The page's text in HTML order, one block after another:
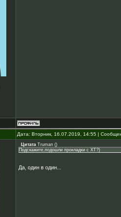
Дата: Вторник, 16.07.2019, 14:55 |
Цитата Truman ()
Подскажите,подошли прокладки с XT?)
Да, один в один...